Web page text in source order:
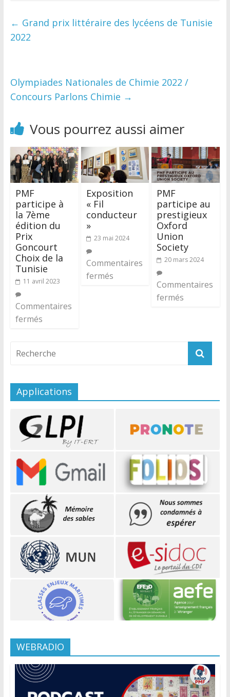
← Grand prix littéraire des lycéens de Tunisie
2022
Olympiades Nationales de Chimie 2022 /
Concours Parlons Chimie →
Vous pourrez aussi aimer
PMF
participe à
la 7ème
édition du
Prix
Goncourt
Choix de la
Tunisie
11 avril 2023
Commentaires
fermés
Exposition
« Fil
conducteur
»
23 mai 2024
Commentaires
fermés
PMF
participe au
prestigieux
Oxford
Union
Society
20 mars 2024
Commentaires
fermés
Applications
WEBRADIO